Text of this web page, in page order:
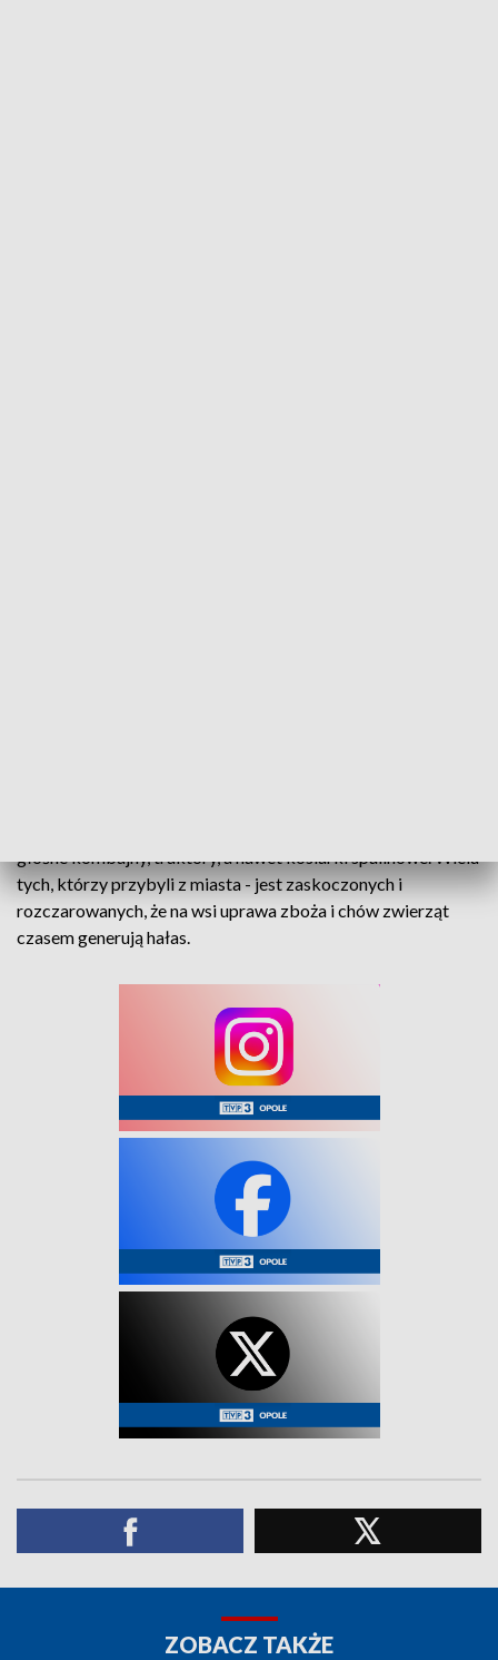
głośne kombajny, traktory, a nawet kosiarki spalinowe. Wielu
tych, którzy przybyli z miasta - jest zaskoczonych i
rozczarowanych, że na wsi uprawa zboża i chów zwierząt
czasem generują hałas.
ZOBACZ TAKŻE